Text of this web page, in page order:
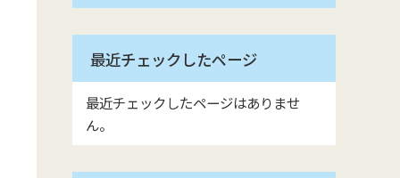
最近チェックしたページ
最近チェックしたページはありませ
ん。